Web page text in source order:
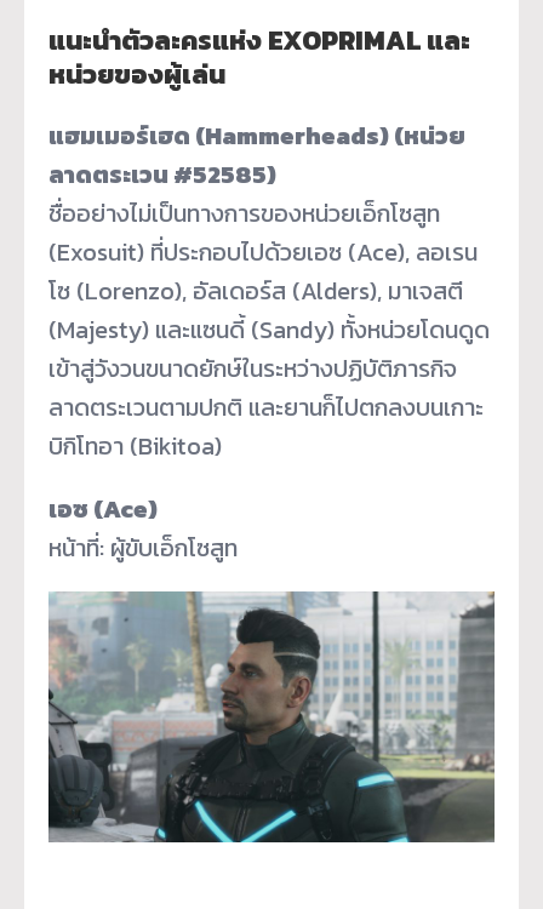
แนะนำตัวละครแห่ง EXOPRIMAL และ
หน่วยของผู้เล่น
แฮมเมอร์เฮด (Hammerheads) (หน่วย
ลาดตระเวน #52585)
ชื่ออย่างไม่เป็นทางการของหน่วยเอ็กโซสูท
(Exosuit) ที่ประกอบไปด้วยเอซ (Ace), ลอเรน
โซ (Lorenzo), อัลเดอร์ส (Alders), มาเจสตี
(Majesty) และแซนดี้ (Sandy) ทั้งหน่วยโดนดูด
เข้าสู่วังวนขนาดยักษ์ในระหว่างปฏิบัติภารกิจ
ลาดตระเวนตามปกติ และยานก็ไปตกลงบนเกาะ
บิกิโทอา (Bikitoa)
เอซ (Ace)
หน้าที่: ผู้ขับเอ็กโซสูท